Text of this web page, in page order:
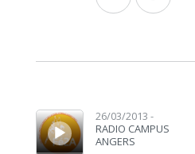
Lecteur audio 26/03/2013 -
RADIO CAMPUS
ANGERS